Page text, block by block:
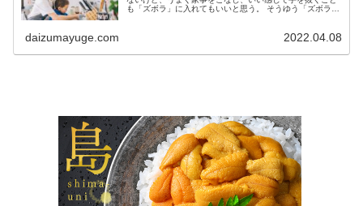
も「ズボラ」に入れてもいいと思う。 そうゆう「ズボラ主
daizumayuge.com 2022.04.08